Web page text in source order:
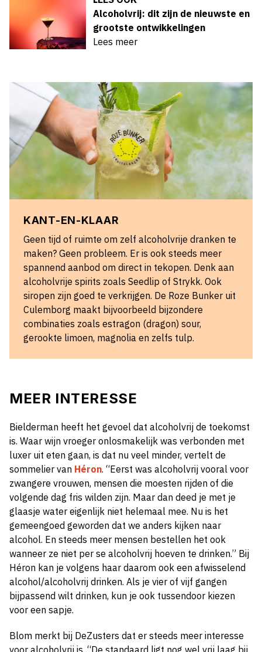
Alcoholvrij: dit zijn de nieuwste en
grootste ontwikkelingen
Lees meer
KANT-EN-KLAAR
Geen tijd of ruimte om zelf alcoholvrije dranken te
maken? Geen probleem. Er is ook steeds meer
spannend aanbod om direct in tekopen. Denk aan
alcoholvrije spirits zoals Seedlip of Strykk. Ook
siropen zijn goed te verkrijgen. De Roze Bunker uit
Culemborg maakt bijvoorbeeld bijzondere
combinaties zoals estragon (dragon) sour,
gerookte limoen, magnolia en zelfs tulp.
MEER INTERESSE
Bielderman heeft het gevoel dat alcoholvrij de toekomst
is. Waar wijn vroeger onlosmakelijk was verbonden met
luxer uit eten gaan, is dat nu veel minder, vertelt de
sommelier van Héron. “Eerst was alcoholvrij vooral voor
zwangere vrouwen, mensen die moesten rijden of die
volgende dag fris wilden zijn. Maar dan deed je met je
glaasje water eigenlijk niet helemaal mee. Nu is het
gemeengoed geworden dat we anders kijken naar
alcohol. En steeds meer mensen bestellen het ook
wanneer ze niet per se alcoholvrij hoeven te drinken.” Bij
Héron kan je volgens haar daarom ook een afwisselend
alcohol/alcoholvrij drinken. Als je vier of vijf gangen
bijpassend wilt drinken, kun je ook tussendoor kiezen
voor een sapje.
Blom merkt bij DeZusters dat er steeds meer interesse
voor alcoholvrij is. “De standaard ligt nog wel vrij laag bij